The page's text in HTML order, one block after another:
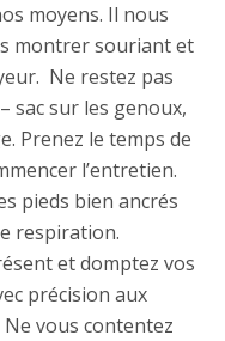
moyens. Il nous
montrer souriant et
Ne restez pas
sac sur les genoux,
Prenez le temps de
l’entretien.
pieds bien ancrés
respiration.
et domptez vos
précision aux
vous contentez